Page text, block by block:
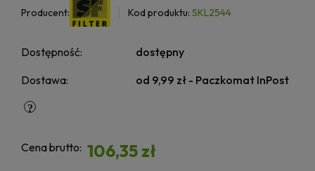
Producent: Kod produktu: SKL2544
Dostępność:
dostępny
Dostawa:
od 9,99 zł - Paczkomat InPost
Cena brutto: 106,35 zł